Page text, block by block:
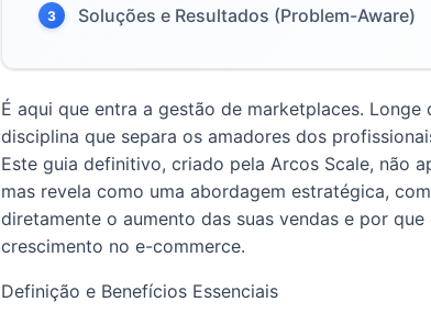
3 Soluções e Resultados (Problem-Aware)
É aqui que entra a gestão de marketplaces.
disciplina que separa os amadores dos
Este guia definitivo, criado pela Arcos Scale, não
mas revela como uma abordagem estratégica,
diretamente o aumento das suas vendas e por
crescimento no e-commerce.
Definição e Benefícios Essenciais